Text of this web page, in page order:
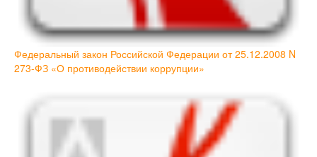
Федеральный закон Российской Федерации от 25.12.2008 N
273-ФЗ «О противодействии коррупции»